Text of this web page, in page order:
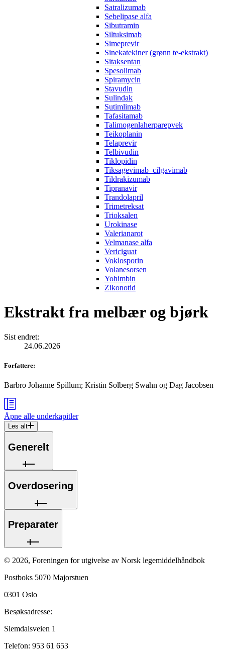
Satralizumab
Sebelipase alfa
Sibutramin
Siltuksimab
Simeprevir
Sinekatekiner (grønn te-ekstrakt)
Sitaksentan
Spesolimab
Spiramycin
Stavudin
Sulindak
Sutimlimab
Tafasitamab
Talimogenlaherparepvek
Teikoplanin
Telaprevir
Telbivudin
Tiklopidin
Tiksagevimab–cilgavimab
Tildrakizumab
Tipranavir
Trandolapril
Trimetreksat
Trioksalen
Urokinase
Valerianarot
Velmanase alfa
Vericiguat
Voklosporin
Volanesorsen
Yohimbin
Zikonotid
Ekstrakt fra melbær og bjørk
Sist endret:
24.06.2026
Forfattere:
Barbro Johanne Spillum; Kristin Solberg Swahn og Dag Jacobsen
Åpne alle underkapitler
Les alt
Generelt
Overdosering
Preparater
© 2026, Foreningen for utgivelse av Norsk legemiddelhåndbok
Postboks 5070 Majorstuen
0301 Oslo
Besøksadresse:
Slemdalsveien 1
Telefon: 953 61 653